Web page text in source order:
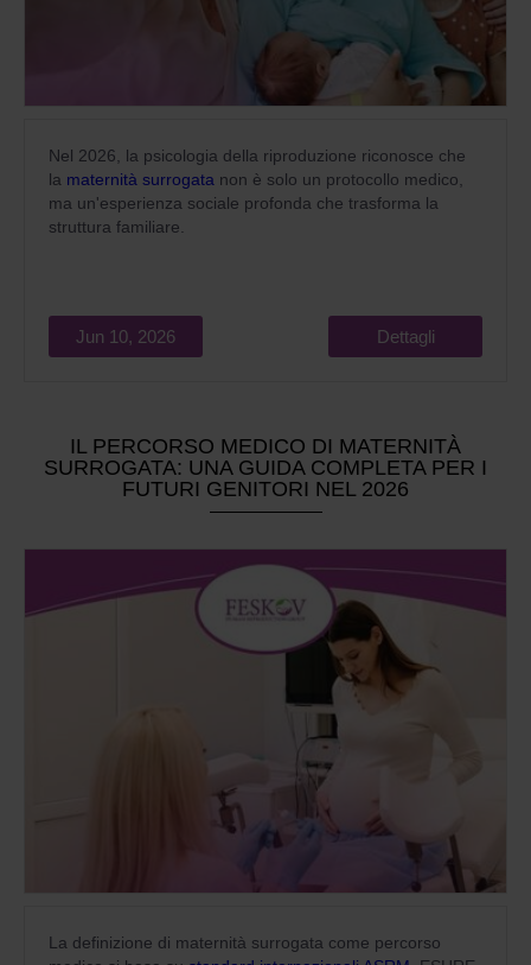
Nel 2026, la psicologia della riproduzione riconosce che
la maternità surrogata non è solo un protocollo medico,
ma un'esperienza sociale profonda che trasforma la
struttura familiare.
Jun 10, 2026 Dettagli
IL PERCORSO MEDICO DI MATERNITÀ
SURROGATA: UNA GUIDA COMPLETA PER I
FUTURI GENITORI NEL 2026
La definizione di maternità surrogata come percorso